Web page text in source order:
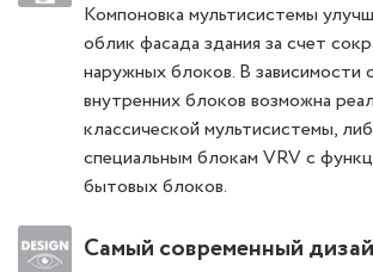
Компоновка мультисистемы
облик фасада здания за счет
наружных блоков. В зависимости
внутренних блоков возможна
классической мультисистемы,
специальным блокам VRV с
бытовых блоков.
Самый современный